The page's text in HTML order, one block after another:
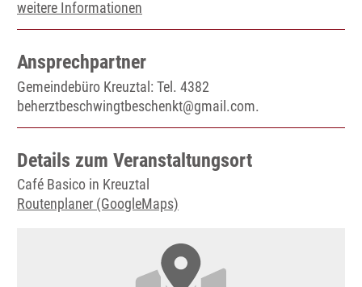
weitere Informationen
Ansprechpartner
Gemeindebüro Kreuztal: Tel. 4382
beherztbeschwingtbeschenkt@gmail.com.
Details zum Veranstaltungsort
Café Basico in Kreuztal
Routenplaner (GoogleMaps)